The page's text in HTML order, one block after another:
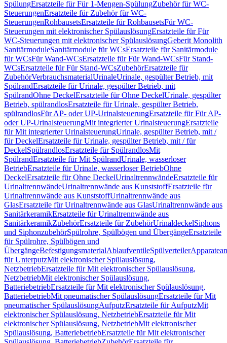
SpülungErsatzteile für Für 1-Mengen-SpülungZubehör für WC-
SteuerungenErsatzteile für Zubehör für WC-
SteuerungenRohbausetsErsatzteile für RohbausetsFür WC-
Steuerungen mit elektronischer SpülauslösungErsatzteile für Für
WC-Steuerungen mit elektronischer SpülauslösungGeberit Monolith
SanitärmoduleSanitärmodule für WCsErsatzteile für Sanitärmodule
für WCsFür Wand-WCsErsatzteile für Für Wand-WCsFür Stand-
WCsErsatzteile für Für Stand-WCsZubehörErsatzteile für
ZubehörVerbrauchsmaterialUrinaleUrinale, gespülter Betrieb, mit
SpülrandErsatzteile für Urinale, gespülter Betrieb, mit
SpülrandOhne DeckelErsatzteile für Ohne DeckelUrinale, gespülter
Betrieb, spülrandlosErsatzteile für Urinale, gespülter Betrieb,
spülrandlosFür AP- oder UP-UrinalsteuerungErsatzteile für Für AP-
oder UP-UrinalsteuerungMit integrierter UrinalsteuerungErsatzteile
für Mit integrierter UrinalsteuerungUrinale, gespülter Betrieb, mit /
für DeckelErsatzteile für Urinale, gespülter Betrieb, mit / für
DeckelSpülrandlosErsatzteile für SpülrandlosMit
SpülrandErsatzteile für Mit SpülrandUrinale, wasserloser
BetriebErsatzteile für Urinale, wasserloser BetriebOhne
DeckelErsatzteile für Ohne DeckelUrinaltrennwändeErsatzteile für
UrinaltrennwändeUrinaltrennwände aus KunststoffErsatzteile für
Urinaltrennwände aus KunststoffUrinaltrennwände aus
GlasErsatzteile für Urinaltrennwände aus GlasUrinaltrennwände aus
SanitärkeramikErsatzteile für Urinaltrennwände aus
SanitärkeramikZubehörErsatzteile für ZubehörUrinaldeckelSiphons
und SiphonzubehörSpülrohre, Spülbögen und ÜbergängeErsatzteile
für Spülrohre, Spülbögen und
ÜbergängeBefestigungsmaterialAblaufventileSpülverteiler
für UnterputzMit elektronischer Spülauslösung,
NetzbetriebErsatzteile für Mit elektronischer Spülauslösung,
NetzbetriebMit elektronischer Spülauslösung,
BatteriebetriebErsatzteile für Mit elektronischer Spülauslösung,
BatteriebetriebMit pneumatischer SpülauslösungErsatzteile für Mit
pneumatischer SpülauslösungAufputzErsatzteile für AufputzMit
elektronischer Spülauslösung, NetzbetriebErsatzteile für Mit
elektronischer Spülauslösung, NetzbetriebMit elektronischer
Spülauslösung, BatteriebetriebErsatzteile für Mit elektronischer